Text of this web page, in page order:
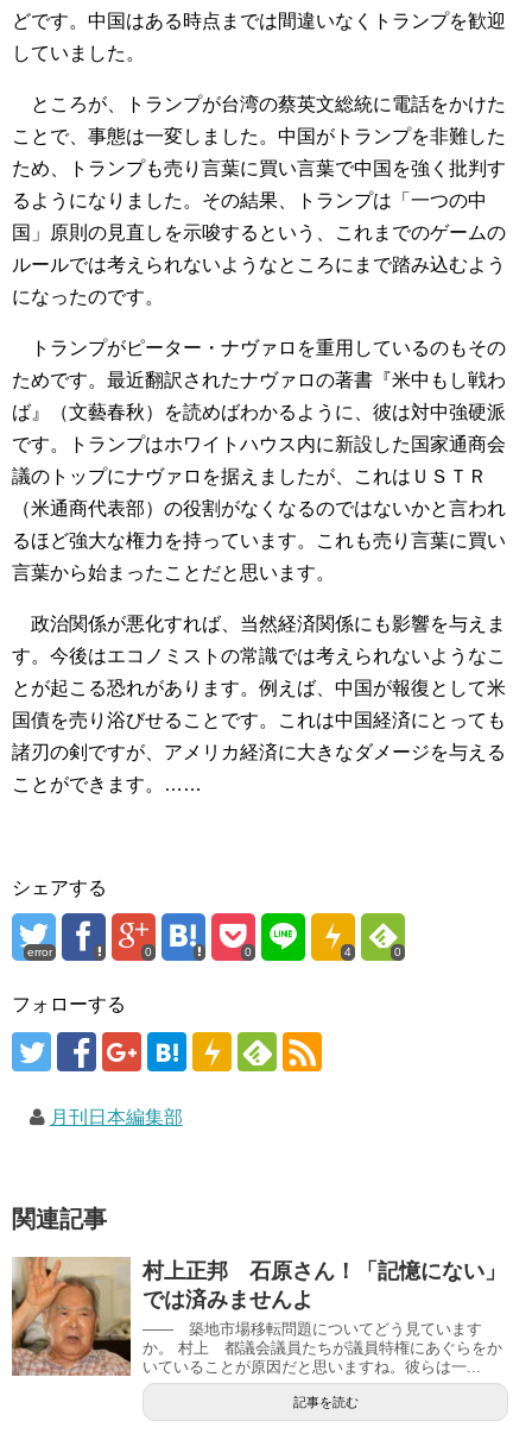
どです。中国はある時点までは間違いなくトランプを歓迎
していました。
ところが、トランプが台湾の蔡英文総統に電話をかけた
ことで、事態は一変しました。中国がトランプを非難した
ため、トランプも売り言葉に買い言葉で中国を強く批判す
るようになりました。その結果、トランプは「一つの中
国」原則の見直しを示唆するという、これまでのゲームの
ルールでは考えられないようなところにまで踏み込むよう
になったのです。
トランプがピーター・ナヴァロを重用しているのもその
ためです。最近翻訳されたナヴァロの著書『米中もし戦わ
ば』（文藝春秋）を読めばわかるように、彼は対中強硬派
です。トランプはホワイトハウス内に新設した国家通商会
議のトップにナヴァロを据えましたが、これはＵＳＴＲ
（米通商代表部）の役割がなくなるのではないかと言われ
るほど強大な権力を持っています。これも売り言葉に買い
言葉から始まったことだと思います。
政治関係が悪化すれば、当然経済関係にも影響を与えま
す。今後はエコノミストの常識では考えられないようなこ
とが起こる恐れがあります。例えば、中国が報復として米
国債を売り浴びせることです。これは中国経済にとっても
諸刃の剣ですが、アメリカ経済に大きなダメージを与える
ことができます。……
シェアする
error 0 0 4 0
フォローする
月刊日本編集部
関連記事
村上正邦 石原さん！「記憶にない」
では済みませんよ
―― 築地市場移転問題についてどう見ています
か。 村上 都議会議員たちが議員特権にあぐらをか
いていることが原因だと思いますね。彼らは一...
記事を読む